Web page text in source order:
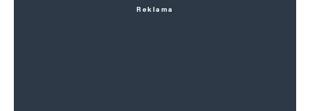
Reklama